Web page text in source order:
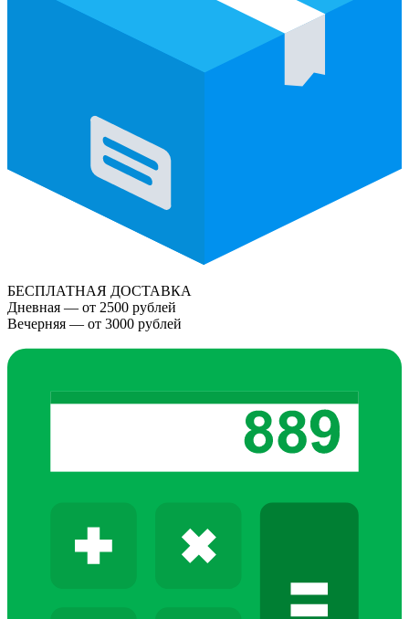
БЕСПЛАТНАЯ ДОСТАВКА
Дневная — от 2500 рублей
Вечерняя — от 3000 рублей